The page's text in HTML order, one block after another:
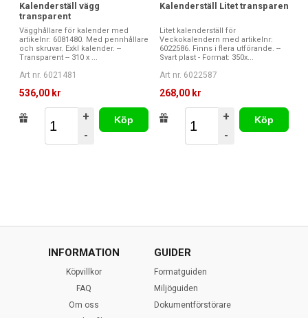
Kalenderställ vägg
transparent
Vägghållare för kalender med
artikelnr: 6081480. Med pennhållare
och skruvar. Exkl kalender. --
Transparent -- 310 x ...
Art nr. 6021481
536,00 kr
+
-
Köp
Kalenderställ Litet transparen
Litet kalenderställ för
Veckokalendern med artikelnr:
6022586. Finns i flera utförande. --
Svart plast - Format: 350x...
Art nr. 6022587
268,00 kr
+
-
Köp
INFORMATION
Köpvillkor
FAQ
Om oss
GUIDER
Formatguiden
Miljöguiden
Dokumentförstörare